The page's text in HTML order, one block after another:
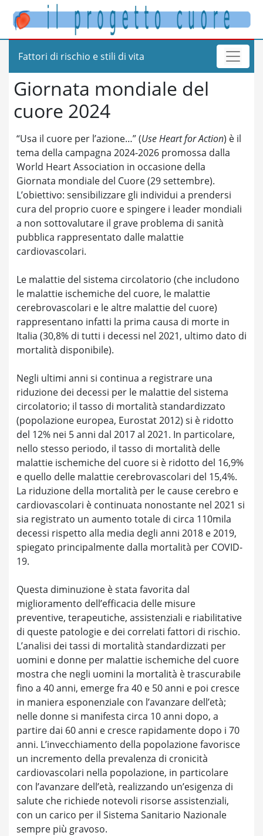
Fattori di rischio e stili di vita
Giornata mondiale del
cuore 2024
“Usa il cuore per l’azione…” (Use Heart for Action) è il
tema della campagna 2024-2026 promossa dalla
World Heart Association in occasione della
Giornata mondiale del Cuore (29 settembre).
L’obiettivo: sensibilizzare gli individui a prendersi
cura del proprio cuore e spingere i leader mondiali
a non sottovalutare il grave problema di sanità
pubblica rappresentato dalle malattie
cardiovascolari.
Le malattie del sistema circolatorio (che includono
le malattie ischemiche del cuore, le malattie
cerebrovascolari e le altre malattie del cuore)
rappresentano infatti la prima causa di morte in
Italia (30,8% di tutti i decessi nel 2021, ultimo dato di
mortalità disponibile).
Negli ultimi anni si continua a registrare una
riduzione dei decessi per le malattie del sistema
circolatorio; il tasso di mortalità standardizzato
(popolazione europea, Eurostat 2012) si è ridotto
del 12% nei 5 anni dal 2017 al 2021. In particolare,
nello stesso periodo, il tasso di mortalità delle
malattie ischemiche del cuore si è ridotto del 16,9%
e quello delle malattie cerebrovascolari del 15,4%.
La riduzione della mortalità per le cause cerebro e
cardiovascolari è continuata nonostante nel 2021 si
sia registrato un aumento totale di circa 110mila
decessi rispetto alla media degli anni 2018 e 2019,
spiegato principalmente dalla mortalità per COVID-
19.
Questa diminuzione è stata favorita dal
miglioramento dell’efficacia delle misure
preventive, terapeutiche, assistenziali e riabilitative
di queste patologie e dei correlati fattori di rischio.
L’analisi dei tassi di mortalità standardizzati per
uomini e donne per malattie ischemiche del cuore
mostra che negli uomini la mortalità è trascurabile
fino a 40 anni, emerge fra 40 e 50 anni e poi cresce
in maniera esponenziale con l’avanzare dell’età;
nelle donne si manifesta circa 10 anni dopo, a
partire dai 60 anni e cresce rapidamente dopo i 70
anni. L’invecchiamento della popolazione favorisce
un incremento della prevalenza di cronicità
cardiovascolari nella popolazione, in particolare
con l’avanzare dell’età, realizzando un’esigenza di
salute che richiede notevoli risorse assistenziali,
con un carico per il Sistema Sanitario Nazionale
sempre più gravoso.